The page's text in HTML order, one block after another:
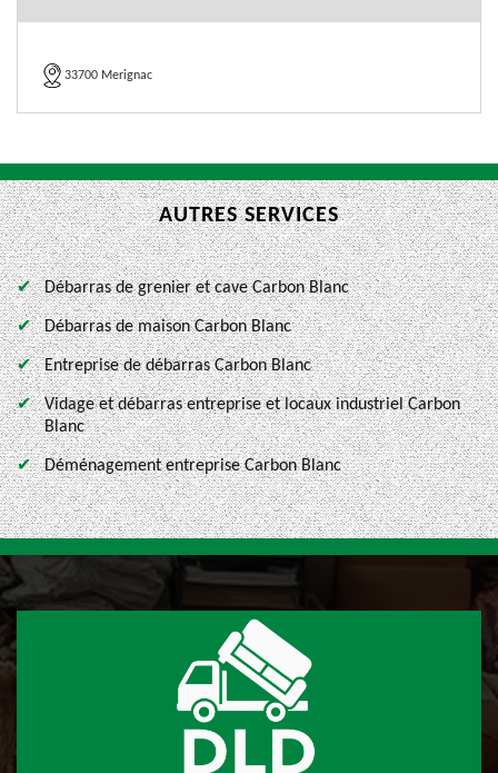
33700 Merignac
AUTRES SERVICES
Débarras de grenier et cave Carbon Blanc
Débarras de maison Carbon Blanc
Entreprise de débarras Carbon Blanc
Vidage et débarras entreprise et locaux industriel Carbon
Blanc
Déménagement entreprise Carbon Blanc